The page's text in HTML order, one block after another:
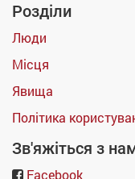
Розділи
Люди
Місця
Явища
Політика
Зв'яжіться з
Facebook